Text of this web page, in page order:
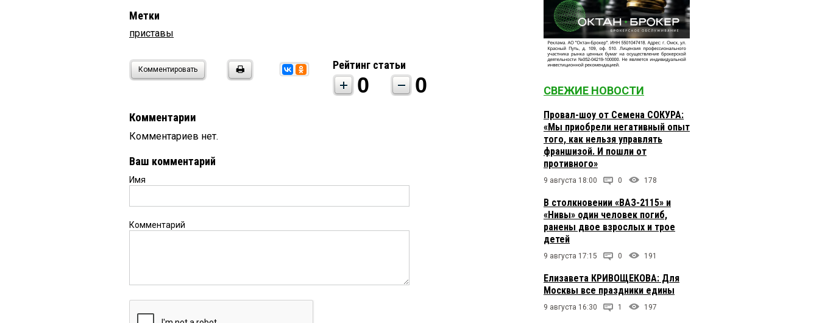
Метки
приставы
Комментировать Рейтинг статьи
0 0
Комментарии
Комментариев нет.
Ваш комментарий
Имя
Комментарий
СВЕЖИЕ НОВОСТИ
Провал-шоу от Семена СОКУРА:
«Мы приобрели негативный опыт
того, как нельзя управлять
франшизой. И пошли от
противного»
9 августа 18:00 0 178
В столкновении «ВАЗ-2115» и
«Нивы» один человек погиб,
ранены двое взрослых и трое
детей
9 августа 17:15 0 191
Елизавета КРИВОЩЕКОВА: Для
Москвы все праздники едины
9 августа 16:30 1 197